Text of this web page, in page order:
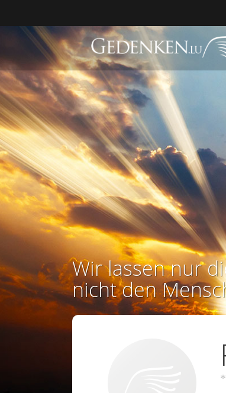
Wir lassen nur
nicht den